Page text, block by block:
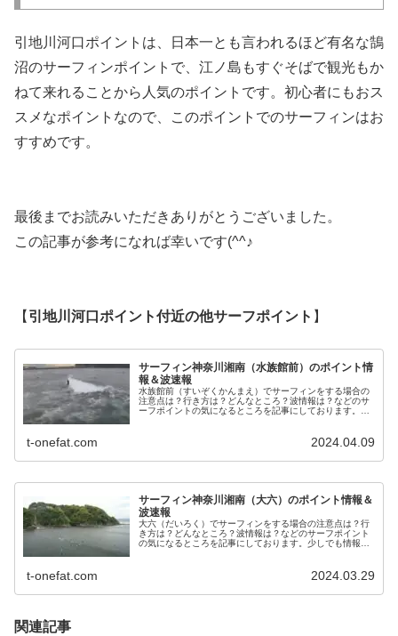
引地川河口ポイントは、日本一とも言われるほど有名な鵠
沼のサーフィンポイントで、江ノ島もすぐそばで観光もか
ねて来れることから人気のポイントです。初心者にもおス
スメなポイントなので、このポイントでのサーフィンはお
すすめです。
最後までお読みいただきありがとうございました。
この記事が参考になれば幸いです(^^♪
【 引地川河口 ポイント付近の他サーフポイント 】
サーフィン神奈川湘南（水族館前）のポイント情
報＆波速報
水族館前（すいぞくかんまえ）でサーフィンをする場合の
注意点は？行き方は？どんなところ？波情報は？などのサ
ーフポイントの気になるところを記事にしております。少
t-onefat.com 2024.04.09
サーフィン神奈川湘南（大六）のポイント情報＆
波速報
大六（だいろく）でサーフィンをする場合の注意点は？行
き方は？どんなところ？波情報は？などのサーフポイント
の気になるところを記事にしております。少しでも情報が
t-onefat.com 2024.03.29
関連記事